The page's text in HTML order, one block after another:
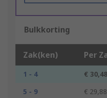
Bulkkorting
Zak(ken) Per
1 - 4 € 30,48
5 - 9
€ 29,88